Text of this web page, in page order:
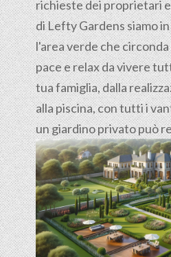
richieste dei proprietari
di Lefty Gardens siamo
l'area verde che circonda
pace e relax da vivere
tua famiglia, dalla
alla piscina, con tutti i
un giardino privato può